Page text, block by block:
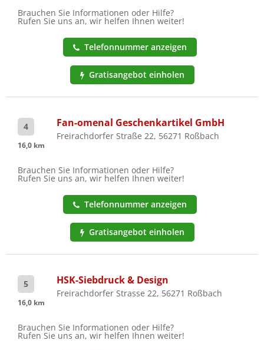
Brauchen Sie Informationen oder Hilfe?
Rufen Sie uns an, wir helfen Ihnen weiter!
Telefonnummer anzeigen
Gratisangebot einholen
4
16,0 km
Fan-omenal Geschenkartikel GmbH
Freirachdorfer Straße 22, 56271 Roßbach
Brauchen Sie Informationen oder Hilfe?
Rufen Sie uns an, wir helfen Ihnen weiter!
Telefonnummer anzeigen
Gratisangebot einholen
5
16,0 km
HSK-Siebdruck & Design
Freirachdorfer Strasse 22, 56271 Roßbach
Brauchen Sie Informationen oder Hilfe?
Rufen Sie uns an, wir helfen Ihnen weiter!